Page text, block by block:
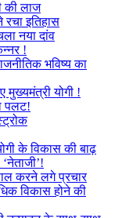
की लाज
रचा इतिहास
नया दांव
!
भविष्य का
मुख्यमंत्री योगी !
पलट!
के विकास की बाढ़
करने लगे प्रचार
विकास होने की